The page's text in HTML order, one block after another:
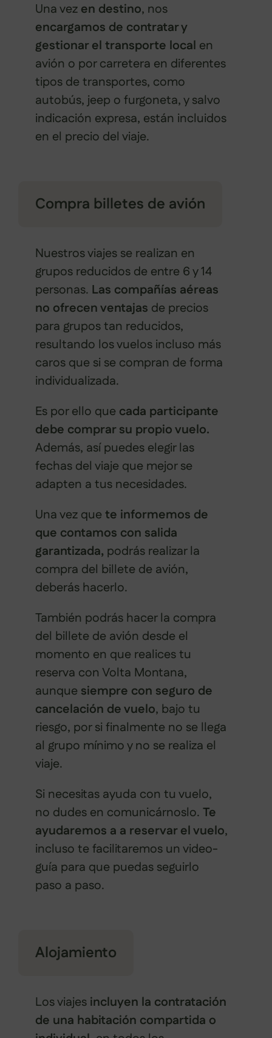
Una vez en destino, nos
encargamos de contratar y
gestionar el transporte local en
avión o por carretera en diferentes
tipos de transportes, como
autobús, jeep o furgoneta, y salvo
indicación expresa, están incluidos
en el precio del viaje.
Compra billetes de avión
Nuestros viajes se realizan en
grupos reducidos de entre 6 y 14
personas. Las compañías aéreas
no ofrecen ventajas de precios
para grupos tan reducidos,
resultando los vuelos incluso más
caros que si se compran de forma
individualizada.
Es por ello que cada participante
debe comprar su propio vuelo.
Además, así puedes elegir las
fechas del viaje que mejor se
adapten a tus necesidades.
Una vez que te informemos de
que contamos con salida
garantizada, podrás realizar la
compra del billete de avión,
deberás hacerlo.
También podrás hacer la compra
del billete de avión desde el
momento en que realices tu
reserva con Volta Montana,
aunque siempre con seguro de
cancelación de vuelo, bajo tu
riesgo, por si finalmente no se llega
al grupo mínimo y no se realiza el
viaje.
Si necesitas ayuda con tu vuelo,
no dudes en comunicárnoslo. Te
ayudaremos a a reservar el vuelo,
incluso te facilitaremos un video-
guía para que puedas seguirlo
paso a paso.
Alojamiento
Los viajes incluyen la contratación
de una habitación compartida o